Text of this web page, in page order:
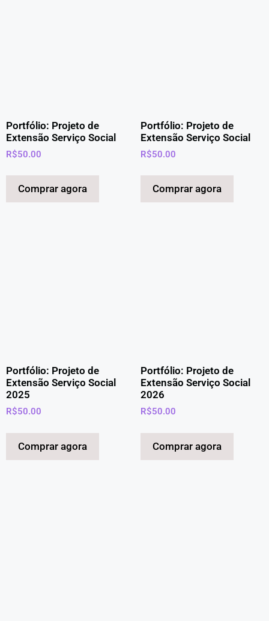
Portfólio: Projeto de
Extensão Serviço Social
R$50.00
Comprar agora
Portfólio: Projeto de
Extensão Serviço Social
R$50.00
Comprar agora
Portfólio: Projeto de
Extensão Serviço Social
2025
R$50.00
Comprar agora
Portfólio: Projeto de
Extensão Serviço Social
2026
R$50.00
Comprar agora